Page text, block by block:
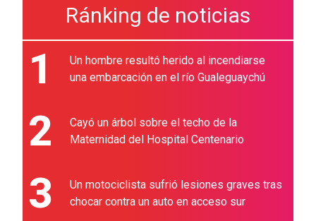
Ránking de noticias
1
Un hombre resultó herido al incendiarse
una embarcación en el río Gualeguaychú
2
Cayó un árbol sobre el techo de la
Maternidad del Hospital Centenario
3
Un motociclista sufrió lesiones graves tras
chocar contra un auto en acceso sur